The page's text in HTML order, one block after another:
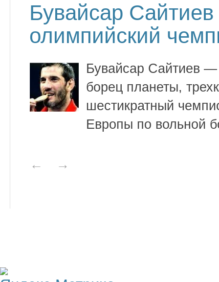
Бувайсар
олимпийский
Бувайсар Сайтиев
борец планеты,
шестикратный
Европы по вольной
← →